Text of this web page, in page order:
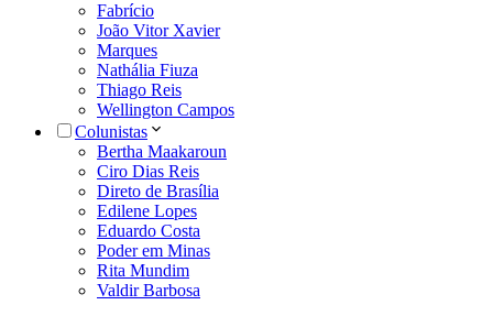
Fabrício
João Vitor Xavier
Marques
Nathália Fiuza
Thiago Reis
Wellington Campos
Colunistas
Bertha Maakaroun
Ciro Dias Reis
Direto de Brasília
Edilene Lopes
Eduardo Costa
Poder em Minas
Rita Mundim
Valdir Barbosa